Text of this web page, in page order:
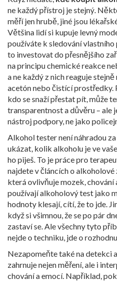
ne každý přístroj je stejný.
měří jen hrubě, jiné jsou
Většina lidí si kupuje levný
používáte k sledování
to investovat do přesnějšího
na principu chemické reakce
a ne každý z nich reaguje
acetón nebo čistící prostředky.
kdo se snaží přestat pít, může
transparentnost a důvěru – ale
nástroj podpory, ne jako
Alkohol tester není náhradou
ukázat, kolik alkoholu je ve
ho piješ. To je práce pro
najdete v článcích o alkoholové
která ovlivňuje mozek, chování
používají alkoholový test jako
hodnoty klesají, cítí, že to jde.
když si všimnou, že se po pár
zastaví se. Ale všechny tyto
nejde o techniku, jde o
Nezapomeňte také nadetekci
zahrnuje nejen měření, ale i
chování a emocí. Například,